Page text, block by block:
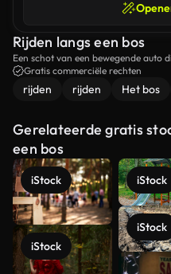
Rijden langs een bos
Een schot van een bewegende auto
Gratis commerciële rechten
rijden rijden Het bos
Gerelateerde gratis
een bos
iStock
iStock
iStock
iStock